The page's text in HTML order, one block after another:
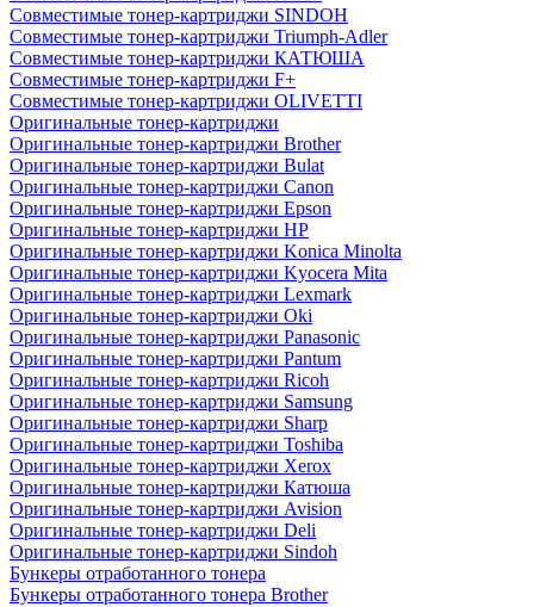
Совместимые тонер-картриджи SINDOH
Совместимые тонер-картриджи Triumph-Adler
Совместимые тонер-картриджи КАТЮША
Совместимые тонер-картриджи F+
Совместимые тонер-картриджи OLIVETTI
Оригинальные тонер-картриджи
Оригинальные тонер-картриджи Brother
Оригинальные тонер-картриджи Bulat
Оригинальные тонер-картриджи Canon
Оригинальные тонер-картриджи Epson
Оригинальные тонер-картриджи HP
Оригинальные тонер-картриджи Konica Minolta
Оригинальные тонер-картриджи Kyocera Mita
Оригинальные тонер-картриджи Lexmark
Оригинальные тонер-картриджи Oki
Оригинальные тонер-картриджи Panasonic
Оригинальные тонер-картриджи Pantum
Оригинальные тонер-картриджи Ricoh
Оригинальные тонер-картриджи Samsung
Оригинальные тонер-картриджи Sharp
Оригинальные тонер-картриджи Toshiba
Оригинальные тонер-картриджи Xerox
Оригинальные тонер-картриджи Катюша
Оригинальные тонер-картриджи Avision
Оригинальные тонер-картриджи Deli
Оригинальные тонер-картриджи Sindoh
Бункеры отработанного тонера
Бункеры отработанного тонера Brother